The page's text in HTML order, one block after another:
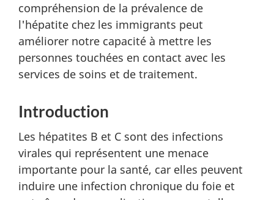
compréhension de la prévalence de
l'hépatite chez les immigrants peut
améliorer notre capacité à mettre les
personnes touchées en contact avec les
services de soins et de traitement.
Introduction
Les hépatites B et C sont des infections
virales qui représentent une menace
importante pour la santé, car elles peuvent
induire une infection chronique du foie et